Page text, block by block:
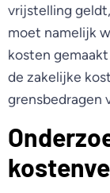
vrijstelling
moet namelijk
kosten
de zakelijke
grensbedragen